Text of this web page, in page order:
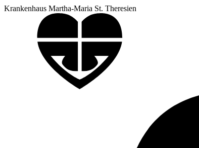
Krankenhaus Martha-Maria St. Theresien